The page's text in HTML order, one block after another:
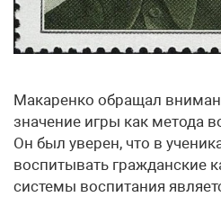
Макаренко обращал
значение игры как метода
Он был уверен, что в
воспитывать гражданские
системы воспитания